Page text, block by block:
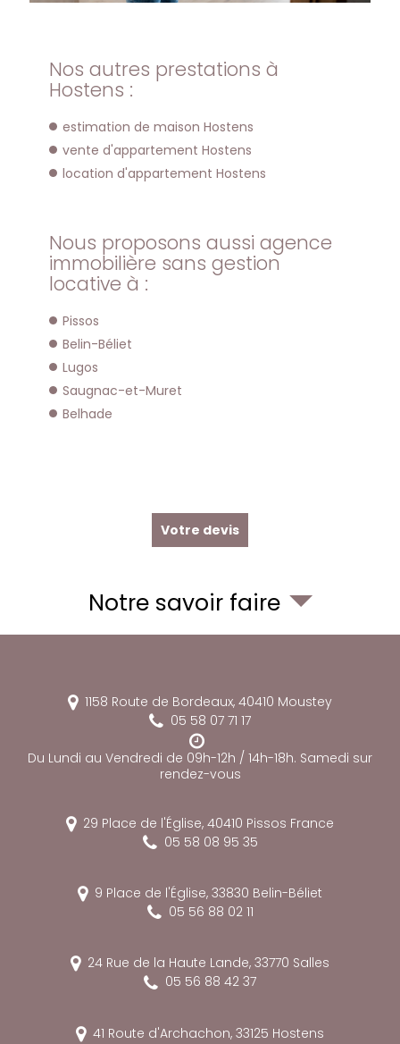
Nos autres prestations à
Hostens :
estimation de maison Hostens
vente d'appartement Hostens
location d'appartement Hostens
Nous proposons aussi agence
immobilière sans gestion
locative à :
Pissos
Belin-Béliet
Lugos
Saugnac-et-Muret
Belhade
Votre devis
Notre savoir faire
1158 Route de Bordeaux, 40410 Moustey
05 58 07 71 17
Du Lundi au Vendredi de 09h-12h / 14h-18h. Samedi sur
rendez-vous
29 Place de l'Église, 40410 Pissos France
05 58 08 95 35
9 Place de l'Église, 33830 Belin-Béliet
05 56 88 02 11
24 Rue de la Haute Lande, 33770 Salles
05 56 88 42 37
41 Route d'Archachon, 33125 Hostens